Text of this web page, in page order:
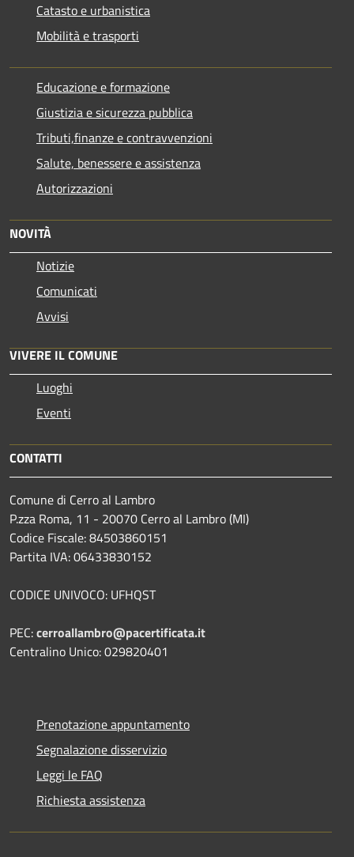
Catasto e urbanistica
Mobilità e trasporti
Educazione e formazione
Giustizia e sicurezza pubblica
Tributi,finanze e contravvenzioni
Salute, benessere e assistenza
Autorizzazioni
NOVITÀ
Notizie
Comunicati
Avvisi
VIVERE IL COMUNE
Luoghi
Eventi
CONTATTI
Comune di Cerro al Lambro
P.zza Roma, 11 - 20070 Cerro al Lambro (MI)
Codice Fiscale: 84503860151
Partita IVA: 06433830152
CODICE UNIVOCO: UFHQST
PEC:cerroallambro@pacertificata.it
Centralino Unico: 029820401
Prenotazione appuntamento
Segnalazione disservizio
Leggi le FAQ
Richiesta assistenza